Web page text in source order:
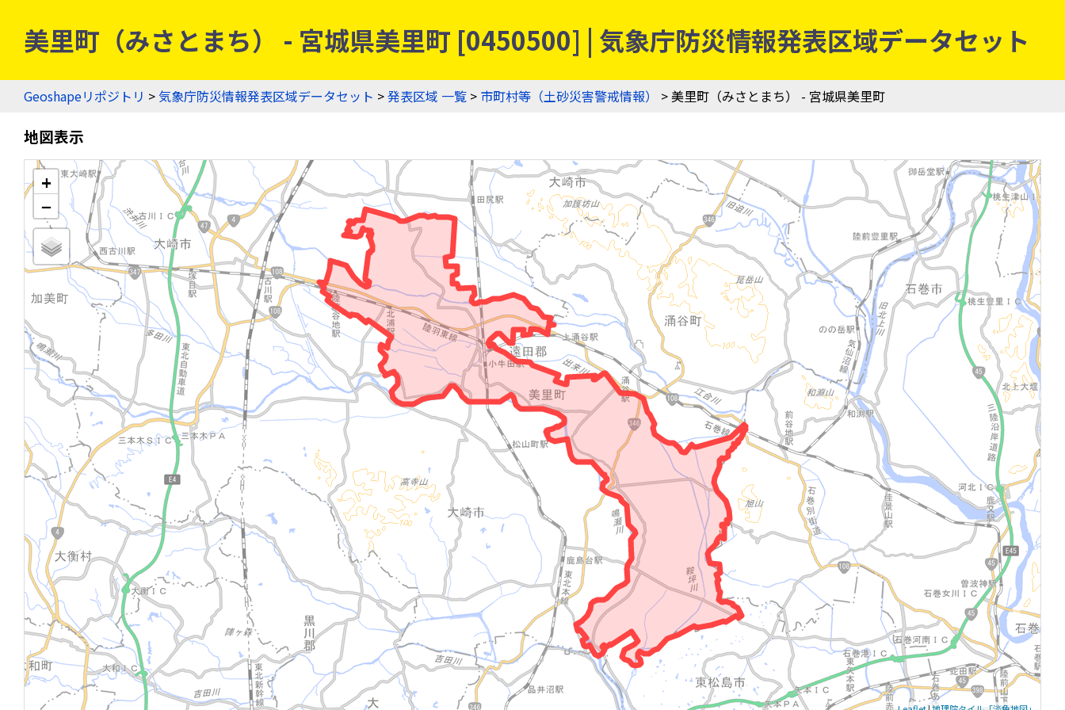
美里町（みさとまち） - 宮城県美里町 [0450500] | 気象庁防災情報発表区域データセット
Geoshapeリポジトリ >気象庁防災情報発表区域データセット >発表区域 一覧 > 市町村等（土砂災害警戒情報） > 美里町（みさとまち） - 宮城県美里町
地図表示
+
−